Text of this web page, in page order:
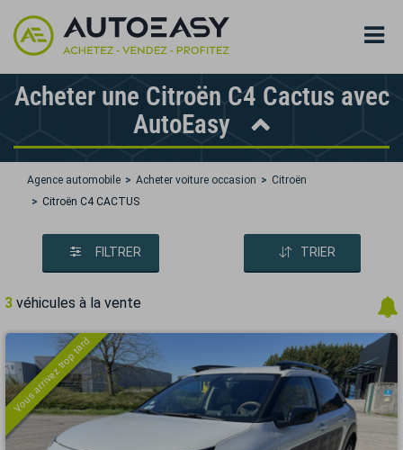
Acheter une Citroën C4 Cactus avec
AutoEasy
Agence automobile Acheter voiture occasion
Citroën
Citroën C4 CACTUS
FILTRER TRIER
3 véhicules à la vente
Vous arrivez trop tard